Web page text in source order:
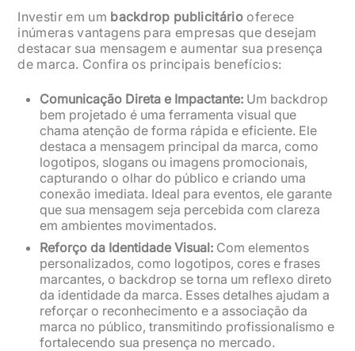
Investir em um backdrop publicitáriooferece
inúmeras vantagens para empresas que desejam
destacar sua mensagem e aumentar sua presença
de marca. Confira os principais benefícios:
Comunicação Direta e Impactante: Um backdrop
bem projetado é uma ferramenta visual que
chama atenção de forma rápida e eficiente. Ele
destaca a mensagem principal da marca, como
logotipos, slogans ou imagens promocionais,
capturando o olhar do público e criando uma
conexão imediata. Ideal para eventos, ele garante
que sua mensagem seja percebida com clareza
em ambientes movimentados.
Reforço da Identidade Visual: Com elementos
personalizados, como logotipos, cores e frases
marcantes, o backdrop se torna um reflexo direto
da identidade da marca. Esses detalhes ajudam a
reforçar o reconhecimento e a associação da
marca no público, transmitindo profissionalismo e
fortalecendo sua presença no mercado.